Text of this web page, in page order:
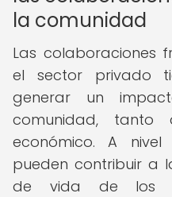
la comunidad
Las colaboraciones
el sector privado
generar un
comunidad,
económico. A
pueden contribuir a
de vida de los